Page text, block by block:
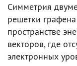
Симметрия
решетки
пространстве
векторов, где
электронных